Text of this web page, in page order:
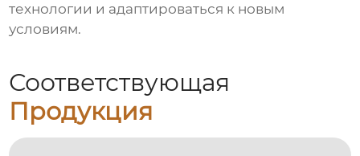
технологии и адаптироваться к новым
условиям.
Соответствующая
Продукция